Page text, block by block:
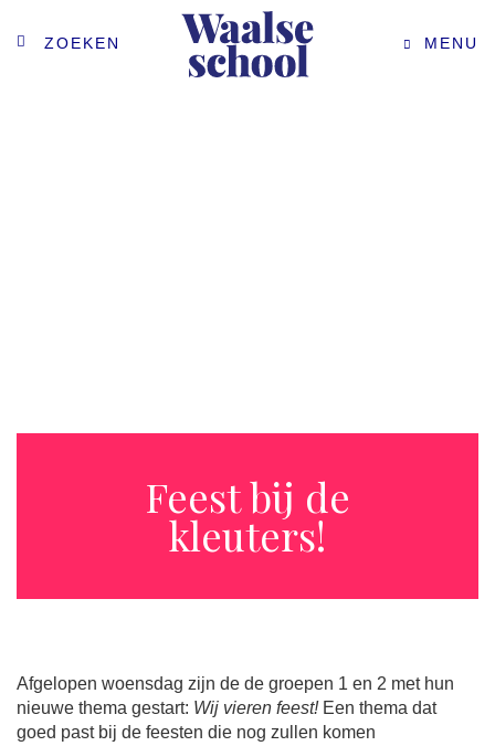
ZOEKEN MENU
Feest bij de
kleuters!
Afgelopen woensdag zijn de de groepen 1 en 2 met hun
nieuwe thema gestart: Wij vieren feest! Een thema dat
goed past bij de feesten die nog zullen komen